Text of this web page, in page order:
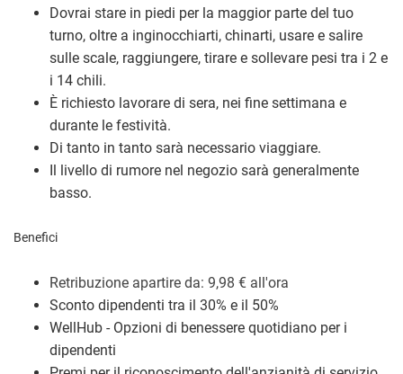
Dovrai stare in piedi per la maggior parte del tuo
turno, oltre a inginocchiarti, chinarti, usare e salire
sulle scale, raggiungere, tirare e sollevare pesi tra i 2 e
i 14 chili.
È richiesto lavorare di sera, nei fine settimana e
durante le festività.
Di tanto in tanto sarà necessario viaggiare.
Il livello di rumore nel negozio sarà generalmente
basso.
Benefici
Retribuzione apartire da: 9,98 € all'ora
Sconto dipendenti tra il 30% e il 50%
WellHub - Opzioni di benessere quotidiano per i
dipendenti